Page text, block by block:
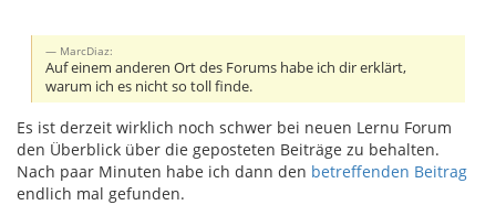
MarcDiaz:
Auf einem anderen Ort des Forums habe ich dir erklärt,
warum ich es nicht so toll finde.
Es ist derzeit wirklich noch schwer bei neuen Lernu Forum
den Überblick über die geposteten Beiträge zu behalten.
Nach paar Minuten habe ich dann den betreffenden Beitrag
endlich mal gefunden.